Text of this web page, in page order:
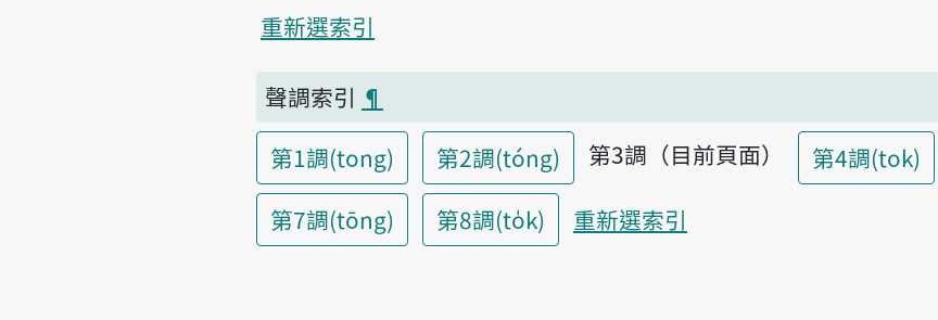
重新選索引
聲調索引 ¶
第1調(tong)
第2調(tóng) 第3調（目前頁面） 第4調(tok)
第7調(tōng)
第8調(to̍k) 重新選索引